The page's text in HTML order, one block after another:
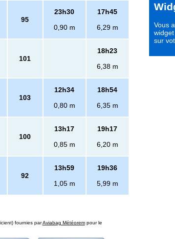
95
23h30
0,90 m
17h45
6,29 m
101
18h23
6,38 m
103
12h34
0,80 m
18h54
6,35 m
100
13h17
0,85 m
19h17
6,20 m
92
13h59
1,05 m
19h36
5,99 m
fournies parAviabag Météorempour le
Vous
sur